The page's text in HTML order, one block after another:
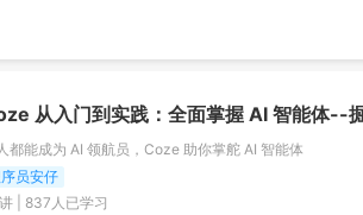
从入门到实践：全面掌握 AI 智能体--
都能成为 AI 领航员，Coze 助你掌舵 AI 智能体
员安仔
讲 | 837 人已学习